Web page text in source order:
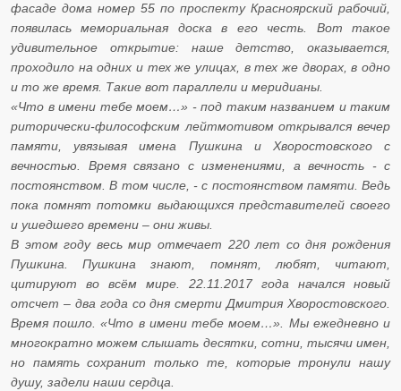
фасаде дома номер 55 по проспекту Красноярский рабочий,
появилась мемориальная доска в его честь. Вот такое
удивительное открытие: наше детство, оказывается,
проходило на одних и тех же улицах, в тех же дворах, в одно
и то же время. Такие вот параллели и меридианы.
«Что в имени тебе моем…» - под таким названием и таким
риторически-философским лейтмотивом открывался вечер
памяти, увязывая имена Пушкина и Хворостовского с
вечностью. Время связано с изменениями, а вечность - с
постоянством. В том числе, - с постоянством памяти. Ведь
пока помнят потомки выдающихся представителей своего
и ушедшего времени – они живы.
В этом году весь мир отмечает 220 лет со дня рождения
Пушкина. Пушкина знают, помнят, любят, читают,
цитируют во всём мире. 22.11.2017 года начался новый
отсчет – два года со дня смерти Дмитрия Хворостовского.
Время пошло. «Что в имени тебе моем…». Мы ежедневно и
многократно можем слышать десятки, сотни, тысячи имен,
но память сохранит только те, которые тронули нашу
душу, задели наши сердца.